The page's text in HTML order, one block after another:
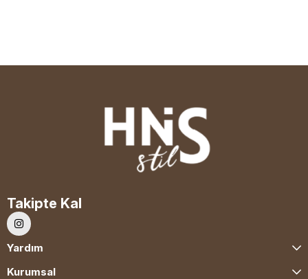
Takipte Kal
Yardım
Kurumsal